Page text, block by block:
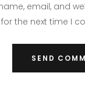
email, and
the next time I